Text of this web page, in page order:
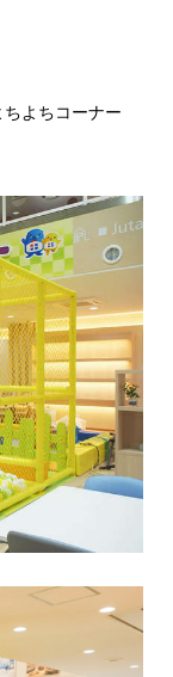
ちよちコーナー